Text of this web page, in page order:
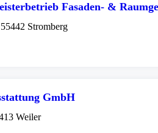
Fasaden- &
Stromberg
GmbH
Weiler